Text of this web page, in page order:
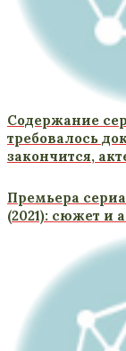
Содержание
требовалось
закончится,
Премьера
(2021): сюжет и